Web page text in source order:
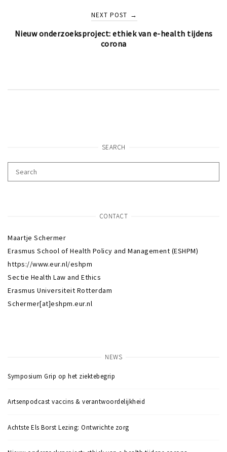
NEXT POST →
Nieuw onderzoeksproject: ethiek van e-health tijdens
corona
SEARCH
CONTACT
Maartje Schermer
Erasmus School of Health Policy and Management (ESHPM)
https://www.eur.nl/eshpm
Sectie Health Law and Ethics
Erasmus Universiteit Rotterdam
Schermer[at]eshpm.eur.nl
NEWS
Symposium Grip op het ziektebegrip
Artsenpodcast vaccins & verantwoordelijkheid
Achtste Els Borst Lezing: Ontwrichte zorg